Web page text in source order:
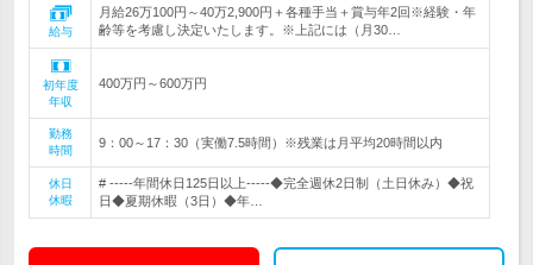
給与
月給26万100円～40万2,900円＋各種手当＋賞与年2回※経験・年
齢等を考慮し決定いたします。※上記には（月30…
初年度
年収
400万円～600万円
勤務
時間
9：00～17：30（実働7.5時間）※残業は月平均20時間以内
休日
休暇
# -----年間休日125日以上-----◆完全週休2日制（土日休み）◆祝
日◆夏期休暇（3日）◆年…